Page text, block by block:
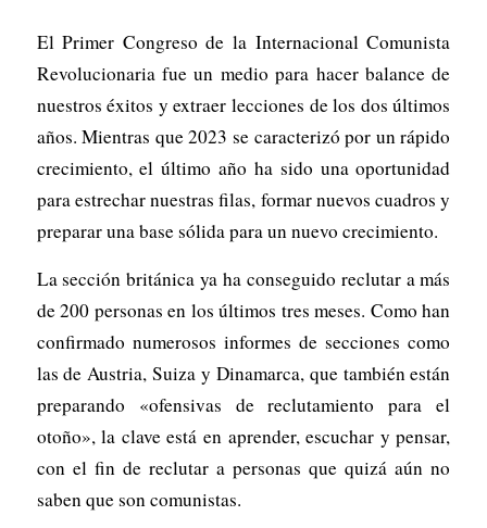
El Primer Congreso de la Internacional Comunista
Revolucionaria fue un medio para hacer balance de
nuestros éxitos y extraer lecciones de los dos últimos
años. Mientras que 2023 se caracterizó por un rápido
crecimiento, el último año ha sido una oportunidad
para estrechar nuestras filas, formar nuevos cuadros y
preparar una base sólida para un nuevo crecimiento.
La sección británica ya ha conseguido reclutar a más
de 200 personas en los últimos tres meses. Como han
confirmado numerosos informes de secciones como
las de Austria, Suiza y Dinamarca, que también están
preparando «ofensivas de reclutamiento para el
otoño», la clave está en aprender, escuchar y pensar,
con el fin de reclutar a personas que quizá aún no
saben que son comunistas.